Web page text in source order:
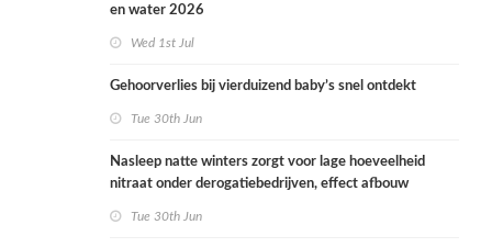
en water 2026
Wed 1st Jul
Gehoorverlies bij vierduizend baby’s snel ontdekt
Tue 30th Jun
Nasleep natte winters zorgt voor lage hoeveelheid
nitraat onder derogatiebedrijven, effect afbouw
Tue 30th Jun